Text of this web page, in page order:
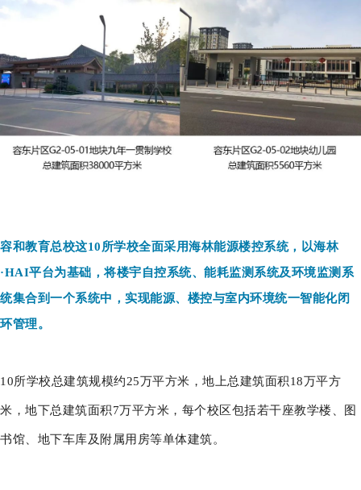
容和教育总校这10所学校全面采用海林能源楼控系统，以海林
·HAI平台为基础，将楼宇自控系统、能耗监测系统及环境监测系
统集合到一个系统中，实现能源、楼控与室内环境统一智能化闭
环管理。
10所学校总建筑规模约25万平方米，地上总建筑面积18万平方
米，地下总建筑面积7万平方米，每个校区包括若干座教学楼、图
书馆、地下车库及附属用房等单体建筑。